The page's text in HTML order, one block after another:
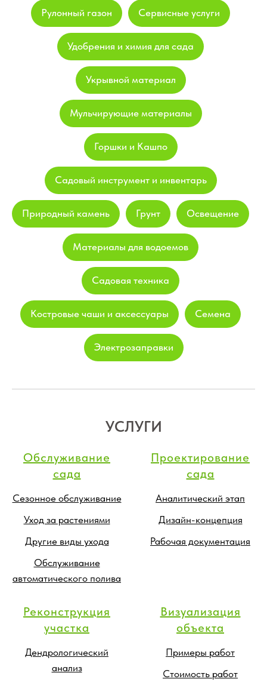
Рулонный газон Сервисные услуги
Удобрения и химия для сада
Укрывной материал
Мульчирующие материалы
Горшки и Кашпо
Садовый инструмент и инвентарь
Природный камень Грунт Освещение
Материалы для водоемов
Садовая техника
Костровые чаши и аксессуары Семена
Электрозаправки
УСЛУГИ
Обслуживание
сада
Сезонное обслуживание
Уход за растениями
Другие виды ухода
Обслуживание
автоматического полива
Проектирование
сада
Аналитический этап
Дизайн-концепция
Рабочая документация
Реконструкция
участка
Дендрологический
анализ
Визуализация
объекта
Примеры работ
Стоимость работ